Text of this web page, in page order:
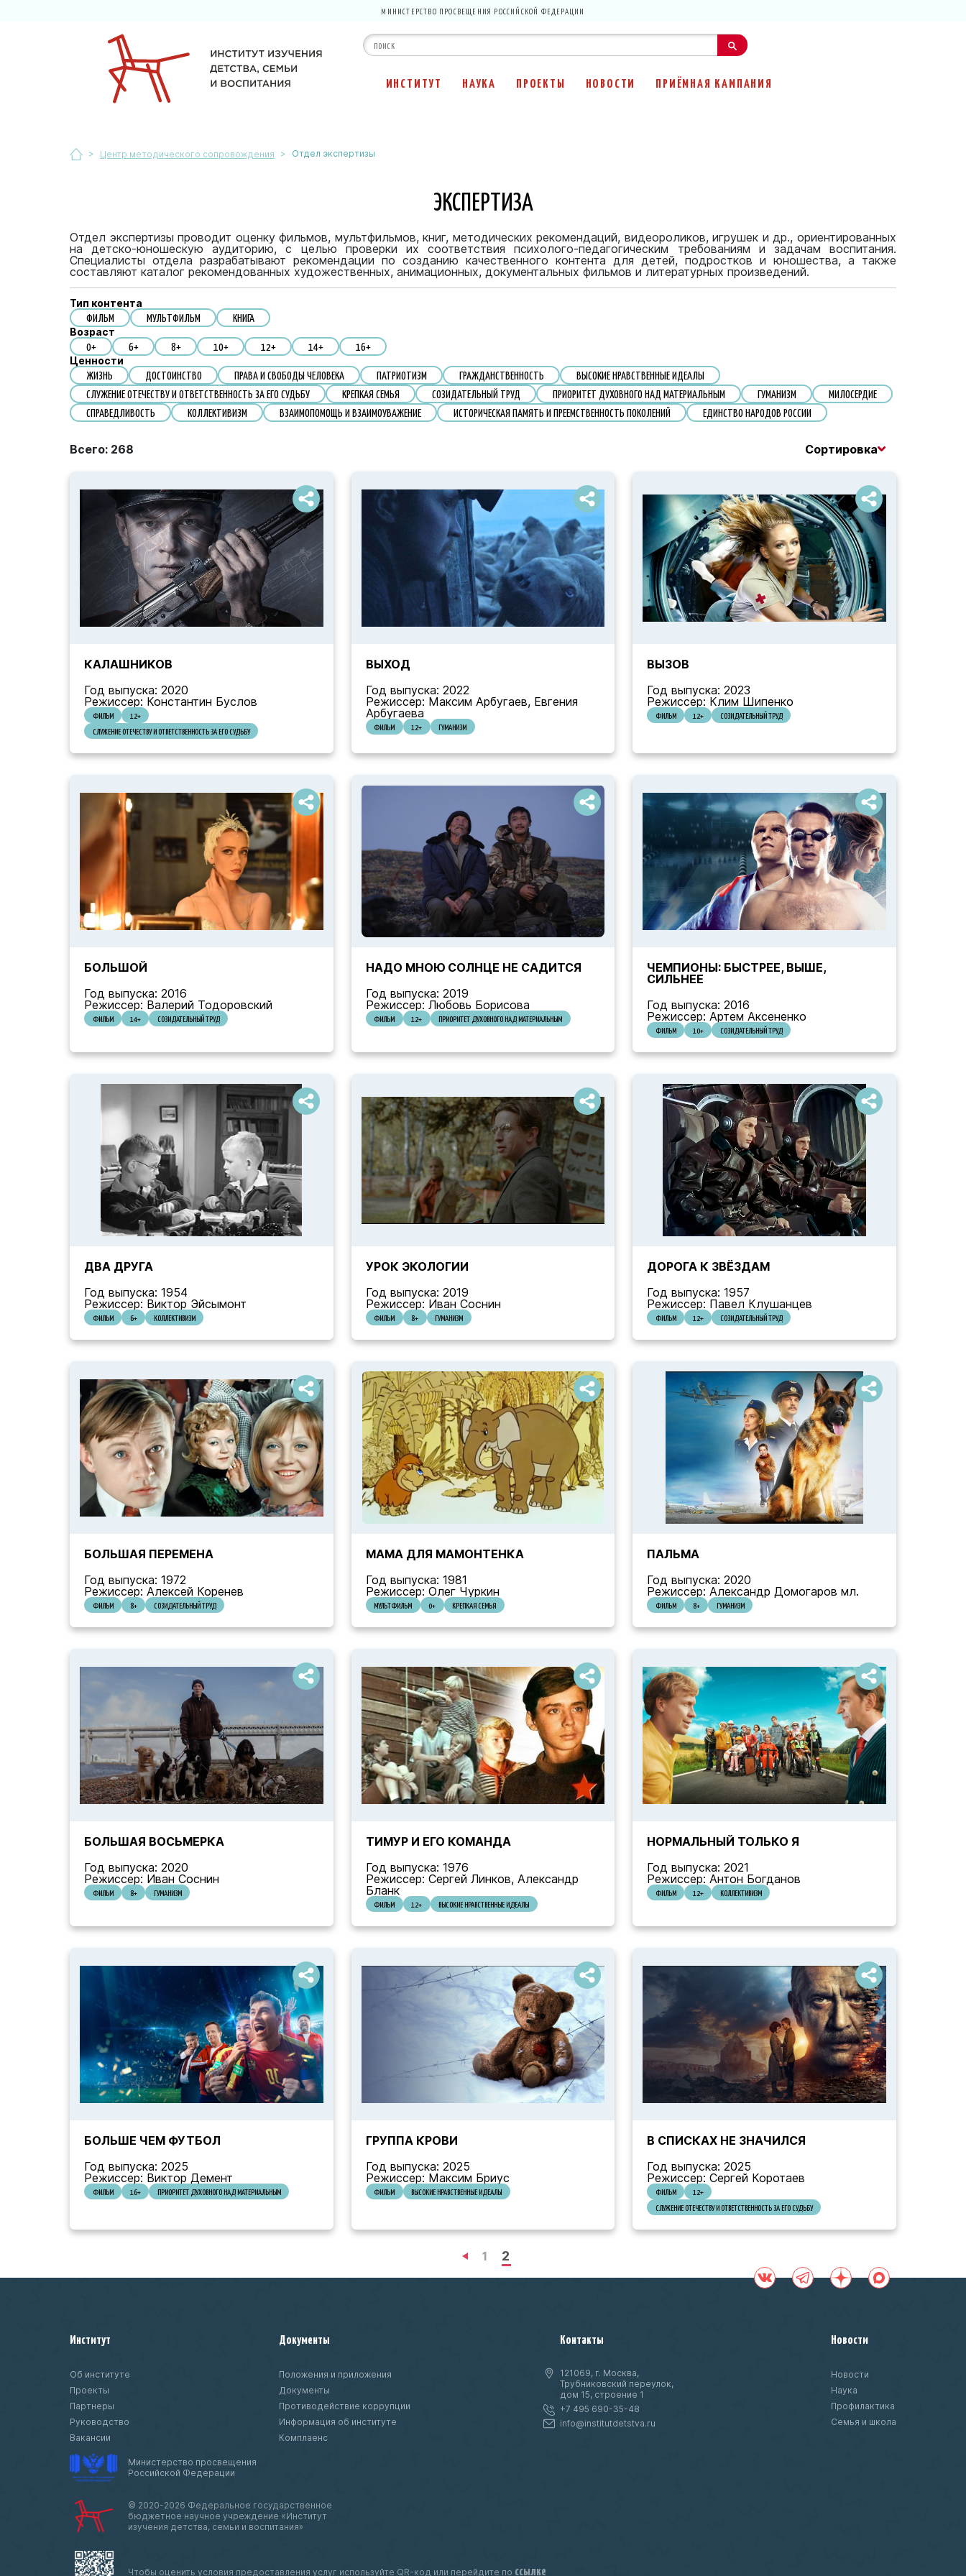
МИНИСТЕРСТВО ПРОСВЕЩЕНИЯ РОССИЙСКОЙ ФЕДЕРАЦИИ
ИНСТИТУТ НАУКА ПРОЕКТЫ НОВОСТИ ПРИЁМНАЯ КАМПАНИЯ
> Центр методического сопровождения > Отдел экспертизы
ЭКСПЕРТИЗА
Отдел экспертизы проводит оценку фильмов, мультфильмов, книг, методических рекомендаций, видеороликов, игрушек и др., ориентированных
на детско-юношескую аудиторию, с целью проверки их соответствия психолого-педагогическим требованиям и задачам воспитания.
Специалисты отдела разрабатывают рекомендации по созданию качественного контента для детей, подростков и юношества, а также
составляют каталог рекомендованных художественных, анимационных, документальных фильмов и литературных произведений.
Тип контента
ФИЛЬМ МУЛЬТФИЛЬМ КНИГА
Возраст
0+ 6+ 8+ 10+ 12+ 14+ 16+
Ценности
ЖИЗНЬ ДОСТОИНСТВО ПРАВА И СВОБОДЫ ЧЕЛОВЕКА ПАТРИОТИЗМ ГРАЖДАНСТВЕННОСТЬ
ВЫСОКИЕ НРАВСТВЕННЫЕ ИДЕАЛЫ
СЛУЖЕНИЕ ОТЕЧЕСТВУ И ОТВЕТСТВЕННОСТЬ ЗА ЕГО СУДЬБУ
КРЕПКАЯ СЕМЬЯ СОЗИДАТЕЛЬНЫЙ ТРУД ПРИОРИТЕТ ДУХОВНОГО НАД МАТЕРИАЛЬНЫМ ГУМАНИЗМ
МИЛОСЕРДИЕ
СПРАВЕДЛИВОСТЬ
КОЛЛЕКТИВИЗМ ВЗАИМОПОМОЩЬ И ВЗАИМОУВАЖЕНИЕ ИСТОРИЧЕСКАЯ ПАМЯТЬ И ПРЕЕМСТВЕННОСТЬ ПОКОЛЕНИЙ ЕДИНСТВО НАРОДОВ РОССИИ
Всего: 268 Сортировка
КАЛАШНИКОВ
Год выпуска: 2020
Режиссер: Константин Буслов
ФИЛЬМ
12+
СЛУЖЕНИЕ ОТЕЧЕСТВУ И ОТВЕТСТВЕННОСТЬ ЗА ЕГО СУДЬБУ
ВЫХОД
Год выпуска: 2022
Режиссер: Максим Арбугаев, Евгения
Арбугаева
ФИЛЬМ 12+ ГУМАНИЗМ
ВЫЗОВ
Год выпуска: 2023
Режиссер: Клим Шипенко
ФИЛЬМ 12+ СОЗИДАТЕЛЬНЫЙ ТРУД
БОЛЬШОЙ
Год выпуска: 2016
Режиссер: Валерий Тодоровский
ФИЛЬМ 14+ СОЗИДАТЕЛЬНЫЙ ТРУД
НАДО МНОЮ СОЛНЦЕ НЕ САДИТСЯ
Год выпуска: 2019
Режиссер: Любовь Борисова
ФИЛЬМ 12+ ПРИОРИТЕТ ДУХОВНОГО НАД МАТЕРИАЛЬНЫМ
ЧЕМПИОНЫ: БЫСТРЕЕ, ВЫШЕ,
СИЛЬНЕЕ
Год выпуска: 2016
Режиссер: Артем Аксененко
ФИЛЬМ 10+ СОЗИДАТЕЛЬНЫЙ ТРУД
ДВА ДРУГА
Год выпуска: 1954
Режиссер: Виктор Эйсымонт
ФИЛЬМ 6+ КОЛЛЕКТИВИЗМ
УРОК ЭКОЛОГИИ
Год выпуска: 2019
Режиссер: Иван Соснин
ФИЛЬМ 8+ ГУМАНИЗМ
ДОРОГА К ЗВЁЗДАМ
Год выпуска: 1957
Режиссер: Павел Клушанцев
ФИЛЬМ 12+ СОЗИДАТЕЛЬНЫЙ ТРУД
БОЛЬШАЯ ПЕРЕМЕНА
Год выпуска: 1972
Режиссер: Алексей Коренев
ФИЛЬМ 8+ СОЗИДАТЕЛЬНЫЙ ТРУД
МАМА ДЛЯ МАМОНТЕНКА
Год выпуска: 1981
Режиссер: Олег Чуркин
МУЛЬТФИЛЬМ 0+ КРЕПКАЯ СЕМЬЯ
ПАЛЬМА
Год выпуска: 2020
Режиссер: Александр Домогаров мл.
ФИЛЬМ 8+ ГУМАНИЗМ
БОЛЬШАЯ ВОСЬМЕРКА
Год выпуска: 2020
Режиссер: Иван Соснин
ФИЛЬМ 8+ ГУМАНИЗМ
ТИМУР И ЕГО КОМАНДА
Год выпуска: 1976
Режиссер: Сергей Линков, Александр
Бланк
ФИЛЬМ 12+ ВЫСОКИЕ НРАВСТВЕННЫЕ ИДЕАЛЫ
НОРМАЛЬНЫЙ ТОЛЬКО Я
Год выпуска: 2021
Режиссер: Антон Богданов
ФИЛЬМ 12+ КОЛЛЕКТИВИЗМ
БОЛЬШЕ ЧЕМ ФУТБОЛ
Год выпуска: 2025
Режиссер: Виктор Демент
ФИЛЬМ 16+ ПРИОРИТЕТ ДУХОВНОГО НАД МАТЕРИАЛЬНЫМ
ГРУППА КРОВИ
Год выпуска: 2025
Режиссер: Максим Бриус
ФИЛЬМ ВЫСОКИЕ НРАВСТВЕННЫЕ ИДЕАЛЫ
В СПИСКАХ НЕ ЗНАЧИЛСЯ
Год выпуска: 2025
Режиссер: Сергей Коротаев
ФИЛЬМ
12+
СЛУЖЕНИЕ ОТЕЧЕСТВУ И ОТВЕТСТВЕННОСТЬ ЗА ЕГО СУДЬБУ
1 2
Институт
Об институте
Проекты
Партнеры
Руководство
Вакансии
Документы
Положения и приложения
Документы
Противодействие коррупции
Информация об институте
Комплаенс
Контакты
121069, г. Москва,
Трубниковский переулок,
дом 15, строение 1
+7 495 690-35-48
info@institutdetstva.ru
Новости
Новости
Наука
Профилактика
Семья и школа
Министерство просвещения
Российской Федерации
© 2020-2026 Федеральное государственное
бюджетное научное учреждение «Институт
изучения детства, семьи и воспитания»
Чтобы оценить условия предоставления услуг используйте QR-код или перейдите по ссылке